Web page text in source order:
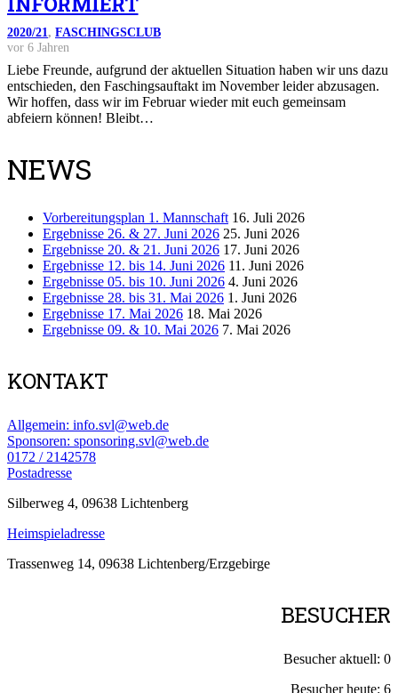
2020/21, FASCHINGSCLUB
vor 6 Jahren
Liebe Freunde, aufgrund der aktuellen Situation haben wir uns dazu
entschieden, den Faschingsauftakt im November leider abzusagen.
Wir hoffen, dass wir im Februar wieder mit euch gemeinsam
abfeiern können! Bleibt…
NEWS
Vorbereitungsplan 1. Mannschaft 16. Juli 2026
Ergebnisse 26. & 27. Juni 2026 25. Juni 2026
Ergebnisse 20. & 21. Juni 2026 17. Juni 2026
Ergebnisse 12. bis 14. Juni 2026 11. Juni 2026
Ergebnisse 05. bis 10. Juni 2026 4. Juni 2026
Ergebnisse 28. bis 31. Mai 2026 1. Juni 2026
Ergebnisse 17. Mai 2026 18. Mai 2026
Ergebnisse 09. & 10. Mai 2026 7. Mai 2026
KONTAKT
Allgemein: info.svl@web.de
Sponsoren: sponsoring.svl@web.de
0172 / 2142578
Postadresse
Silberweg 4, 09638 Lichtenberg
Heimspieladresse
Trassenweg 14, 09638 Lichtenberg/Erzgebirge
BESUCHER
Besucher aktuell: 0
Besucher heute: 6